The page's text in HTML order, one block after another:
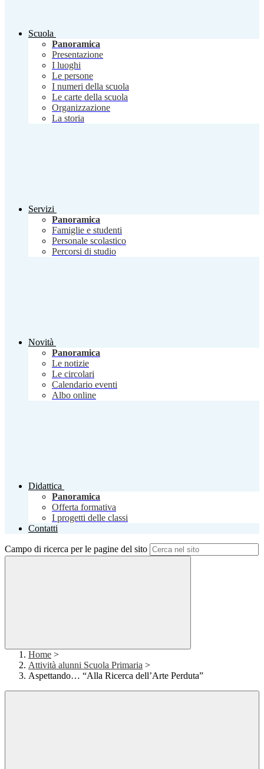
Scuola
Panoramica
Presentazione
I luoghi
Le persone
I numeri della scuola
Le carte della scuola
Organizzazione
La storia
Servizi
Panoramica
Famiglie e studenti
Personale scolastico
Percorsi di studio
Novità
Panoramica
Le notizie
Le circolari
Calendario eventi
Albo online
Didattica
Panoramica
Offerta formativa
I progetti delle classi
Contatti
Campo di ricerca per le pagine del sito
Home >
Attività alunni Scuola Primaria >
Aspettando… “Alla Ricerca dell’Arte Perduta”